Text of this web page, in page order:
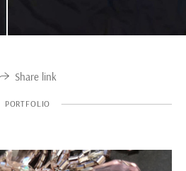
Share link
PORTFOLIO